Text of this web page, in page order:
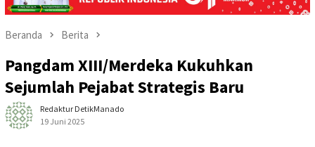
Beranda Berita
Pangdam XIII/Merdeka Kukuhkan
Sejumlah Pejabat Strategis Baru
Redaktur DetikManado
19 Juni 2025